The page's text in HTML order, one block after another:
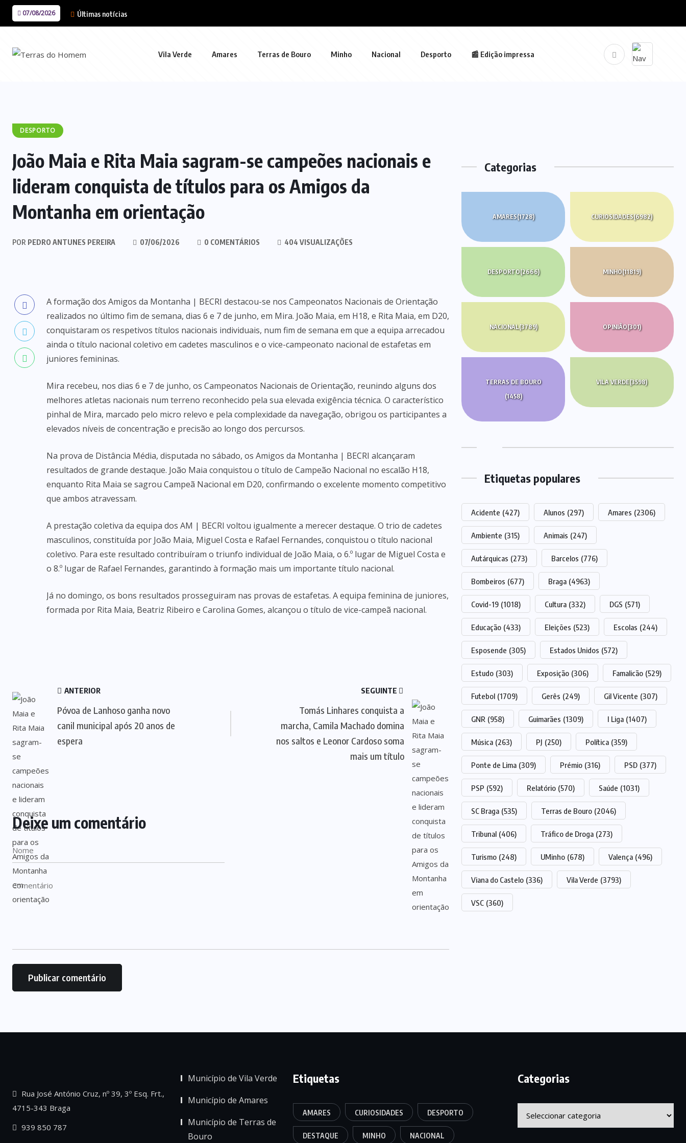
07/08/2026 Últimas notícias
Vila Verde Amares Terras de Bouro Minho Nacional Desporto 📰 Edição impressa
DESPORTO
João Maia e Rita Maia sagram-se campeões nacionais e
lideram conquista de títulos para os Amigos da
Montanha em orientação
POR PEDRO ANTUNES PEREIRA 07/06/2026 0 COMENTÁRIOS 404 VISUALIZAÇÕES
A formação dos Amigos da Montanha | BECRI destacou-se nos Campeonatos Nacionais de Orientação
realizados no último fim de semana, dias 6 e 7 de junho, em Mira. João Maia, em H18, e Rita Maia, em D20,
conquistaram os respetivos títulos nacionais individuais, num fim de semana em que a equipa arrecadou
ainda o título nacional coletivo em cadetes masculinos e o vice-campeonato nacional de estafetas em
juniores femininas.
Mira recebeu, nos dias 6 e 7 de junho, os Campeonatos Nacionais de Orientação, reunindo alguns dos
melhores atletas nacionais num terreno reconhecido pela sua elevada exigência técnica. O característico
pinhal de Mira, marcado pelo micro relevo e pela complexidade da navegação, obrigou os participantes a
elevados níveis de concentração e precisão ao longo dos percursos.
Na prova de Distância Média, disputada no sábado, os Amigos da Montanha | BECRI alcançaram
resultados de grande destaque. João Maia conquistou o título de Campeão Nacional no escalão H18,
enquanto Rita Maia se sagrou Campeã Nacional em D20, confirmando o excelente momento competitivo
que ambos atravessam.
A prestação coletiva da equipa dos AM | BECRI voltou igualmente a merecer destaque. O trio de cadetes
masculinos, constituída por João Maia, Miguel Costa e Rafael Fernandes, conquistou o título nacional
coletivo. Para este resultado contribuíram o triunfo individual de João Maia, o 6.º lugar de Miguel Costa e
o 8.º lugar de Rafael Fernandes, garantindo à formação mais um importante título nacional.
Já no domingo, os bons resultados prosseguiram nas provas de estafetas. A equipa feminina de juniores,
formada por Rita Maia, Beatriz Ribeiro e Carolina Gomes, alcançou o título de vice-campeã nacional.
ANTERIOR
Póvoa de Lanhoso ganha novo
canil municipal após 20 anos de
espera
SEGUINTE
Tomás Linhares conquista a
marcha, Camila Machado domina
nos saltos e Leonor Cardoso soma
mais um título
Deixe um comentário
Categorias
AMARES(1728) CURIOSIDADES(6982)
DESPORTO(2666) MINHO(11819)
NACIONAL(3789) OPINIÃO(301)
TERRAS DE BOURO
(1458)
VILA VERDE(3598)
Etiquetas populares
Acidente (427) Alunos (297) Amares (2306)
Ambiente (315) Animais (247)
Autárquicas (273) Barcelos (776)
Bombeiros (677) Braga (4963)
Covid-19 (1018) Cultura (332) DGS (571)
Educação (433) Eleições (523) Escolas (244)
Esposende (305) Estados Unidos (572)
Estudo (303) Exposição (306) Famalicão (529)
Futebol (1709) Gerês (249) Gil Vicente (307)
GNR (958) Guimarães (1309) I Liga (1407)
Música (263) PJ (250) Política (359)
Ponte de Lima (309) Prémio (316) PSD (377)
PSP (592) Relatório (570) Saúde (1031)
SC Braga (535) Terras de Bouro (2046)
Tribunal (406) Tráfico de Droga (273)
Turismo (248) UMinho (678) Valença (496)
Viana do Castelo (336) Vila Verde (3793)
VSC (360)
Rua José António Cruz, nº 39, 3º Esq. Frt.,
4715-343 Braga
939 850 787
Município de Vila Verde
Município de Amares
Município de Terras de
Bouro
Etiquetas
AMARES CURIOSIDADES DESPORTO
DESTAQUE MINHO NACIONAL
Categorias